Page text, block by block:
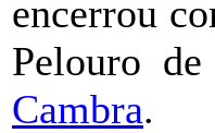
encerrou
Pelouro
Cambra.